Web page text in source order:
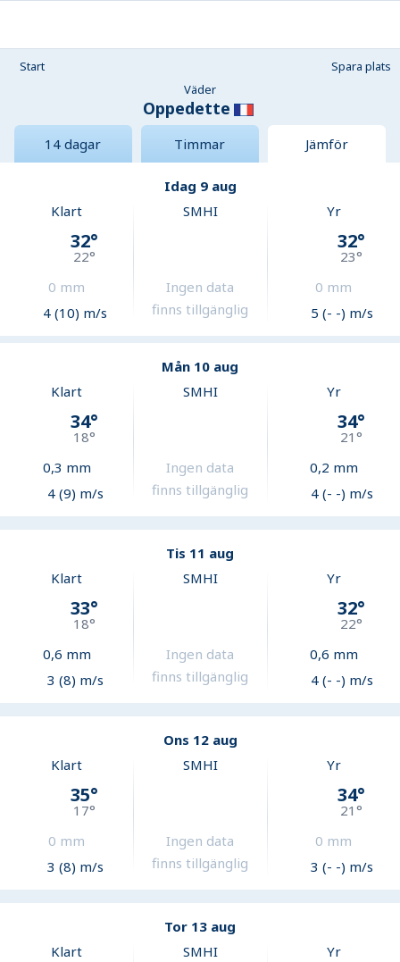
Start
Spara plats
Väder
Oppedette
14 dagar Timmar Jämför
Idag 9 aug
Klart
32°
22°
0 mm
4 (10) m/s
SMHI
Ingen data
finns tillgänglig
Yr
32°
23°
0 mm
5 (- -) m/s
Mån 10 aug
Klart
34°
18°
0,3 mm
4 (9) m/s
SMHI
Ingen data
finns tillgänglig
Yr
34°
21°
0,2 mm
4 (- -) m/s
Tis 11 aug
Klart
33°
18°
0,6 mm
3 (8) m/s
SMHI
Ingen data
finns tillgänglig
Yr
32°
22°
0,6 mm
4 (- -) m/s
Ons 12 aug
Klart
35°
17°
0 mm
3 (8) m/s
SMHI
Ingen data
finns tillgänglig
Yr
34°
21°
0 mm
3 (- -) m/s
Tor 13 aug
Klart
SMHI Yr